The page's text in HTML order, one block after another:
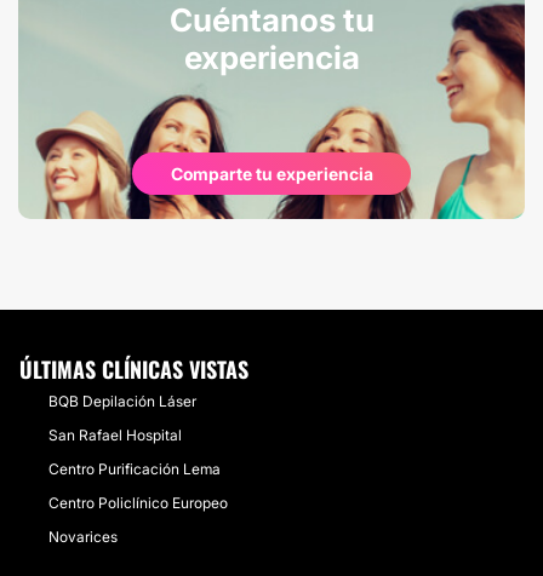
Cuéntanos tu
experiencia
Comparte tu experiencia
ÚLTIMAS CLÍNICAS VISTAS
BQB Depilación Láser
San Rafael Hospital
Centro Purificación Lema
Centro Policlínico Europeo
Novarices